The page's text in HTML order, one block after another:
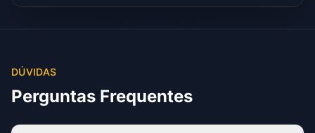
DÚVIDAS
Perguntas Frequentes